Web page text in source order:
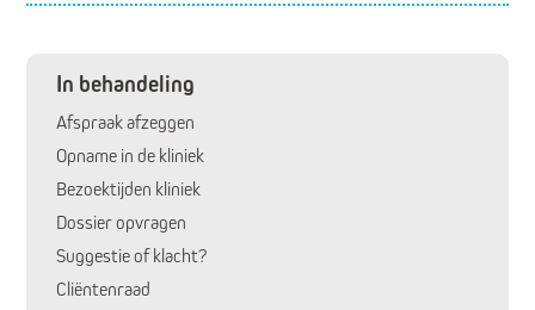
In behandeling
Afspraak afzeggen
Opname in de kliniek
Bezoektijden kliniek
Dossier opvragen
Suggestie of klacht?
Cliëntenraad